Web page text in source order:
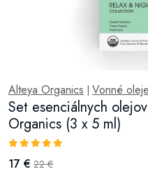
Alteya Organics Vonné oleje
Set esenciálnych
Organics (3 x 5 ml)
17 € 22 €